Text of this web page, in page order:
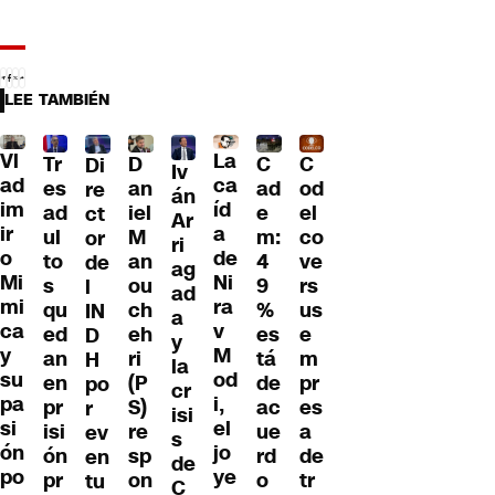
LEE TAMBIÉN
Vl
ad
im
ir
o
Mi
mi
ca
y
su
pa
si
ón
po
Tr
es
ad
ul
to
s
qu
ed
an
en
pr
isi
ón
pr
Di
re
ct
or
de
l
IN
D
H
po
r
ev
en
tu
D
an
iel
M
an
ou
ch
eh
ri
(P
S)
re
sp
on
Iv
án
Ar
ri
ag
ad
a
y
la
cr
isi
s
de
C
La
ca
íd
a
de
Ni
ra
v
M
od
i,
el
jo
ye
C
ad
e
m:
4
9
%
es
tá
de
ac
ue
rd
o
C
od
el
co
ve
rs
us
e
m
pr
es
a
de
tr